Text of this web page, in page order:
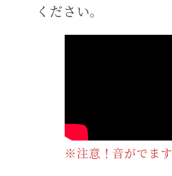
ください。
※注意！音がでます